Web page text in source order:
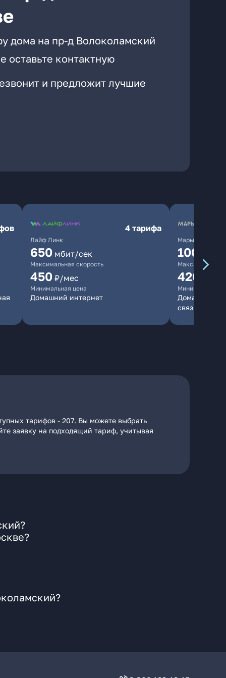
дома на пр-д Волоколамский
оставьте контактную
и предложит лучшие
Лайф Линк
4 тарифа
650 мбит/сек
Максимальная скорость
450 ₽/мес
Минимальная цена
Домашний интернет
Марьино.нет
10000
Максимальная
420
Минимальная
Домашний
связь
тарифов - 207. Вы можете выбрать
заявку на подходящий тариф, учитывая